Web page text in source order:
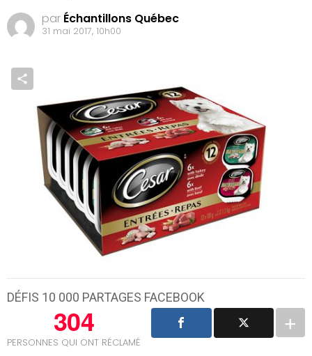
par Échantillons Québec
31 mai 2017, 10h00
DÉFIS 10 000 PARTAGES FACEBOOK
304
PERSONNES QUI ONT RÉCLAMÉ